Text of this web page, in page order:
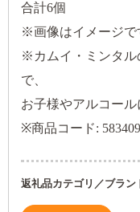
合計6個
※画像はイメージで
※カムイ・ミンタル
で、
お子様やアルコール
※商品コード:
返礼品カテゴリ／ブラン